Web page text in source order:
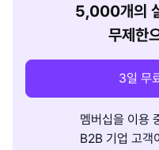
5,000개의
무제한
3일 무
멤버십을 이용
B2B 기업 고객